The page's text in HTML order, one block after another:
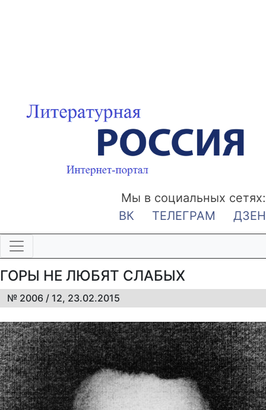
Мы в социальных сетях:
ВК
ТЕЛЕГРАМ ДЗЕН
ГОРЫ НЕ ЛЮБЯТ СЛАБЫХ
№ 2006 / 12, 23.02.2015